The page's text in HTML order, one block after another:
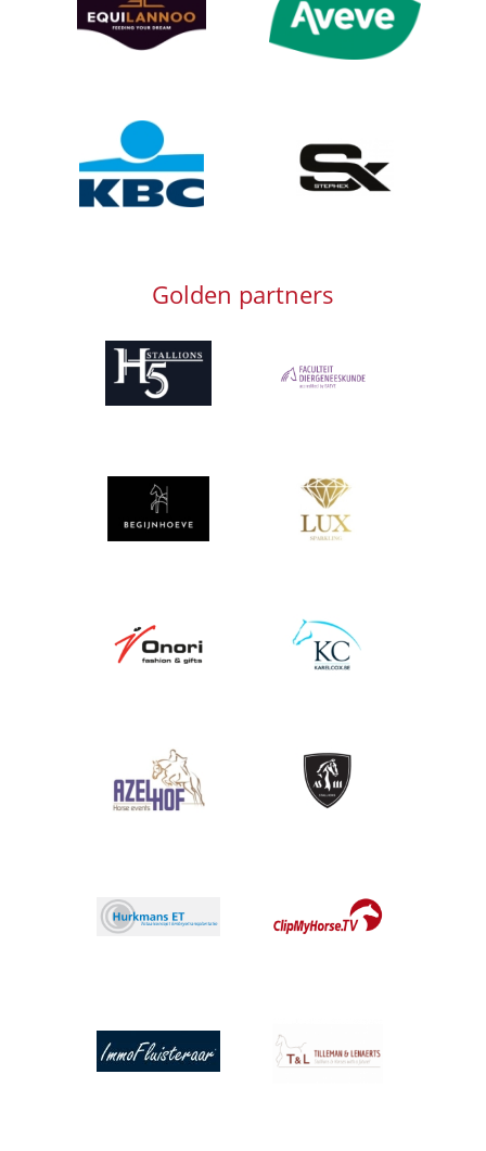
Afbeelding
Golden partners
Afbeelding Afbeelding
Afbeelding Afbeelding
Afbeelding Afbeelding
Afbeelding Afbeelding
Afbeelding
Afbeelding Afbeelding